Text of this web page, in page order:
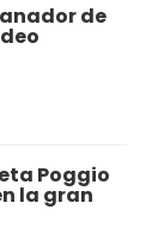
de
Poggio
la gran